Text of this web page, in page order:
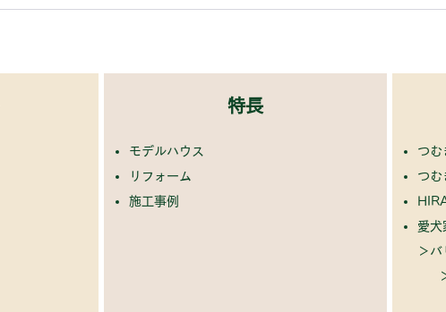
特長
モデルハウス
リフォーム
​施工事例
つむ
つむ
愛犬
​＞ バ
＞